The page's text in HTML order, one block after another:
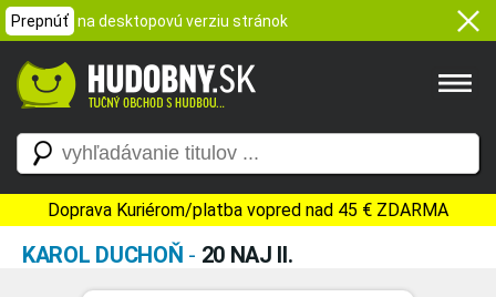
Prepnúť na desktopovú verziu stránok
Doprava Kuriérom/platba vopred nad 45 € ZDARMA
KAROL DUCHOŇ - 20 NAJ II.